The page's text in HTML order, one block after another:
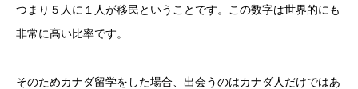
つまり５人に１人が移民ということです。この数字は世界的にも
非常に高い比率です。
そのためカナダ留学をした場合、出会うのはカナダ人だけではあ